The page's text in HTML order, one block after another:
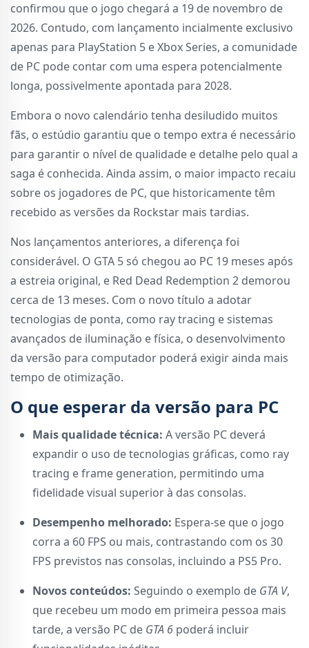
confirmou que o jogo chegará a 19 de novembro de
2026. Contudo, com lançamento incialmente exclusivo
apenas para PlayStation 5 e Xbox Series, a comunidade
de PC pode contar com uma espera potencialmente
longa, possivelmente apontada para 2028.
Embora o novo calendário tenha desiludido muitos
fãs, o estúdio garantiu que o tempo extra é necessário
para garantir o nível de qualidade e detalhe pelo qual a
saga é conhecida. Ainda assim, o maior impacto recaiu
sobre os jogadores de PC, que historicamente têm
recebido as versões da Rockstar mais tardias.
Nos lançamentos anteriores, a diferença foi
considerável. O GTA 5 só chegou ao PC 19 meses após
a estreia original, e Red Dead Redemption 2 demorou
cerca de 13 meses. Com o novo título a adotar
tecnologias de ponta, como ray tracing e sistemas
avançados de iluminação e física, o desenvolvimento
da versão para computador poderá exigir ainda mais
tempo de otimização.
O que esperar da versão para PC
Mais qualidade técnica: A versão PC deverá
expandir o uso de tecnologias gráficas, como ray
tracing e frame generation, permitindo uma
fidelidade visual superior à das consolas.
Desempenho melhorado: Espera-se que o jogo
corra a 60 FPS ou mais, contrastando com os 30
FPS previstos nas consolas, incluindo a PS5 Pro.
Novos conteúdos: Seguindo o exemplo de GTA V,
que recebeu um modo em primeira pessoa mais
tarde, a versão PC de GTA 6 poderá incluir